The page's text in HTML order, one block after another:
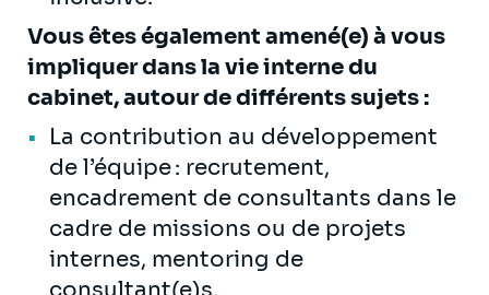
Vous êtes également amené(e) à vous
impliquer dans la vie interne du
cabinet, autour de différents sujets :
La contribution au développement
de l’équipe : recrutement,
encadrement de consultants dans le
cadre de missions ou de projets
internes, mentoring de